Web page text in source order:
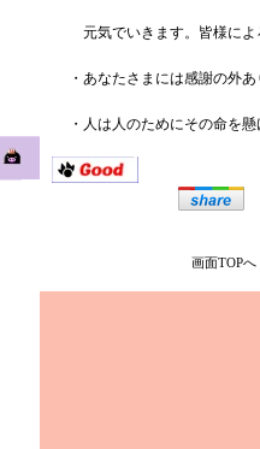
元気でいきます。皆様によ
・あなたさまには感謝の外
・人は人のためにその命を
画面TOPへ